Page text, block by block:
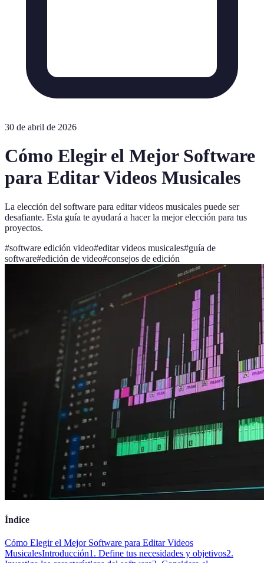
30 de abril de 2026
Cómo Elegir el Mejor Software
para Editar Videos Musicales
La elección del software para editar videos musicales puede ser
desafiante. Esta guía te ayudará a hacer la mejor elección para tus
proyectos.
#software edición video#editar videos musicales#guía de
software#edición de video#consejos de edición
Índice
Cómo Elegir el Mejor Software para Editar Videos
MusicalesIntroducción1. Define tus necesidades y objetivos2.